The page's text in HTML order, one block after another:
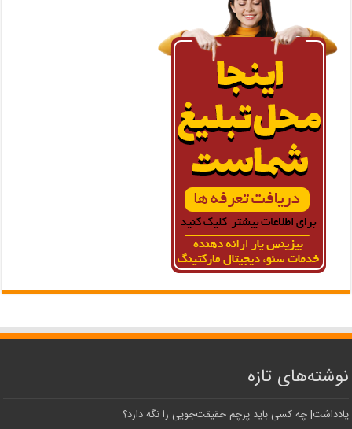
نوشته‌های تازه
یادداشت| ‌چه کسی باید پرچم حقیقت‌جویی را نگه دارد؟